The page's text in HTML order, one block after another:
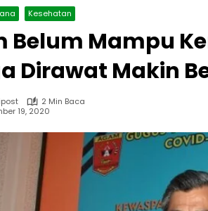
Kesehatan
Belum Mampu
Dirawat Makin
2 Min Baca
19, 2020